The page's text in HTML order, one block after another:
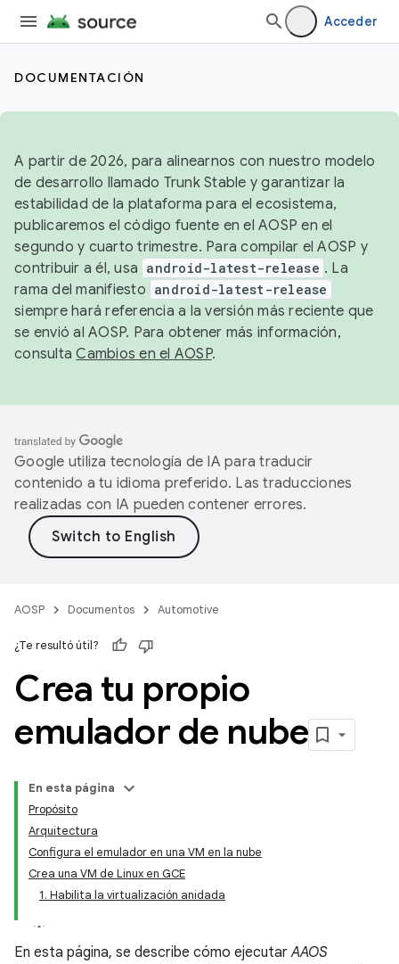
Acceder
DOCUMENTACIÓN
A partir de 2026, para alinearnos con nuestro modelo
de desarrollo llamado Trunk Stable y garantizar la
estabilidad de la plataforma para el ecosistema,
publicaremos el código fuente en el AOSP en el
segundo y cuarto trimestre. Para compilar el AOSP y
contribuir a él, usa android-latest-release . La
rama del manifiesto android-latest-release
siempre hará referencia a la versión más reciente que
se envió al AOSP. Para obtener más información,
consultaCambios en el AOSP.
Google utiliza tecnología de IA para traducir
contenido a tu idioma preferido. Las traducciones
realizadas con IA pueden contener errores.
AOSP Documentos Automotive
¿Te resultó útil?
Crea tu propio
emulador de nube
En esta página
Propósito
Arquitectura
Configura el emulador en una VM en la nube
Crea una VM de Linux en GCE
1. Habilita la virtualización anidada
En esta página, se describe cómo ejecutarAAOS